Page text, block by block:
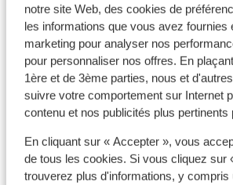
notre site Web, des cookies de
les informations que vous avez fournies
marketing pour analyser nos
pour personnaliser nos offres. En
1ère et de 3ème parties, nous et
suivre votre comportement sur Internet
contenu et nos publicités plus pertinents
En cliquant sur « Accepter », vous
de tous les cookies. Si vous cliquez sur
trouverez plus d'informations, y compris
adultes
AQUA Hôtel Silhouette & Spa -
adultes
Atzavara Hôtel & Spa
Hôtel Neptuno & SPA